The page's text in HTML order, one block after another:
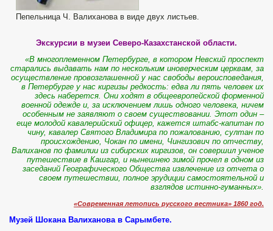
Пепельница Ч. Валиханова в виде двух листьев.
Экскурсии в музеи Северо-Казахстанской области.
«В многоплеменном Петербурге, в котором Невский проспект
старались выдавать нам по нескольким иноверческим церквам, за
осуществление провозглашенной у нас свободы вероисповедания,
в Петербурге у нас киргизы редкость: едва ли пять человек их
здесь наберется. Они ходят в общеевропейской форменной
военной одежде и, за исключением лишь одного человека, ничем
особенным не заявляют о своем существовании. Этот один –
еще молодой кавалерийский офицер, кажется штабс-капитан по
чину, кавалер Святого Владимира по пожалованию, султан по
происхождению, Чокан по имени, Чингизович по отчеству,
Валиханов по фамилии из сибирских киргизов, он совершил ученое
путешествие в Кашгар, и нынешнею зимой прочел в одном из
заседаний Географического Общества извлечение из отчета о
своем путешествии, полное эрудиции самостоятельной и
взглядов истинно-гуманных».
«Современная летопись русского вестника» 1860 год.
Музей Шокана Валиханова в Сарымбете.